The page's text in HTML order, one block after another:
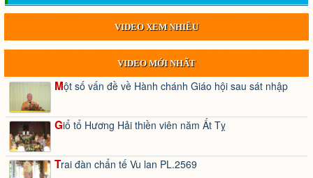
VIDEO XEM NHIỀU
VIDEO MỚI NHẤT
Một số vấn đề về Hành chánh Giáo hội sau sát nhập
Giổ tổ Hương Hải thiền viên năm Ất Tỵ
Trai đàn chẩn tế Vu lan PL.2569